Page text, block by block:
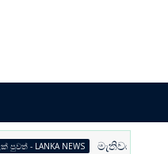
LANKA NEWS මැතිවරණ භීතිකාව